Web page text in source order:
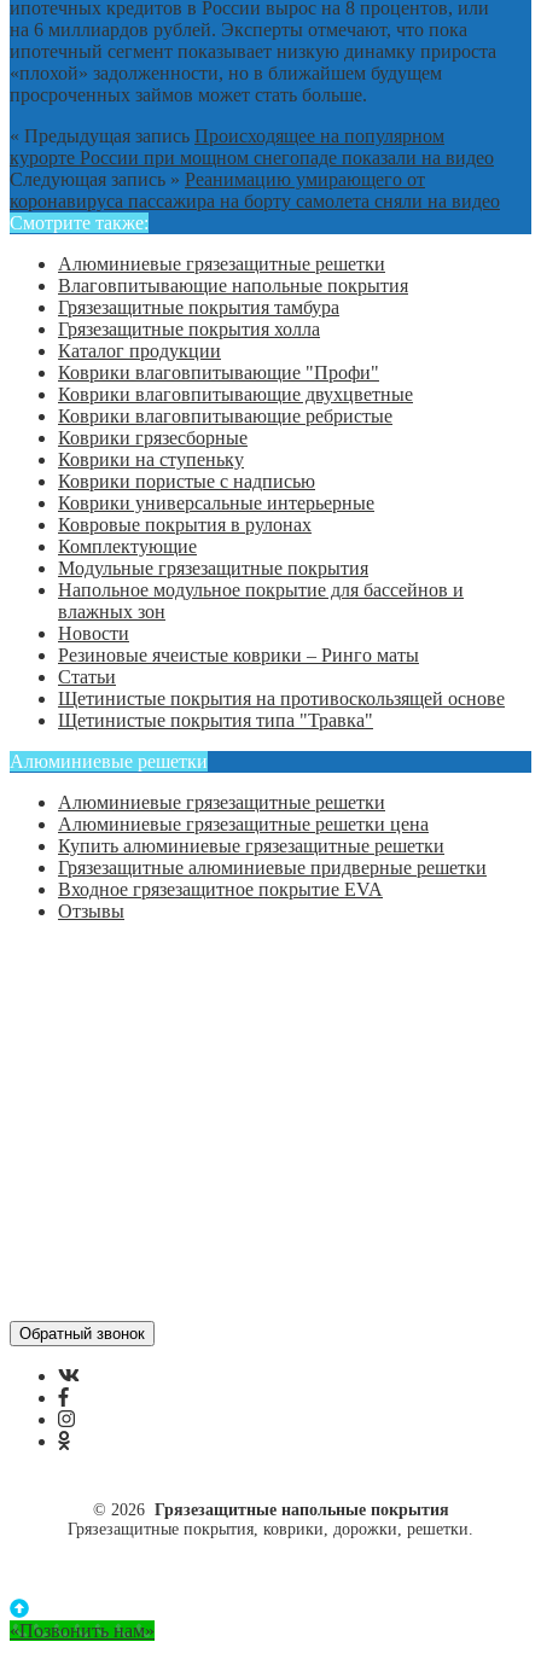
ипотечных кредитов в России вырос на 8 процентов, или
на 6 миллиардов рублей. Эксперты отмечают, что пока
ипотечный сегмент показывает низкую динамку прироста
«плохой» задолженности, но в ближайшем будущем
просроченных займов может стать больше.
« Предыдущая запись Происходящее на популярном
курорте России при мощном снегопаде показали на видео
Следующая запись » Реанимацию умирающего от
коронавируса пассажира на борту самолета сняли на видео
Смотрите также:
Алюминиевые грязезащитные решетки
Влаговпитывающие напольные покрытия
Грязезащитные покрытия тамбура
Грязезащитные покрытия холла
Каталог продукции
Коврики влаговпитывающие "Профи"
Коврики влаговпитывающие двухцветные
Коврики влаговпитывающие ребристые
Коврики грязесборные
Коврики на ступеньку
Коврики пористые с надписью
Коврики универсальные интерьерные
Ковровые покрытия в рулонах
Комплектующие
Модульные грязезащитные покрытия
Напольное модульное покрытие для бассейнов и
влажных зон
Новости
Резиновые ячеистые коврики – Ринго маты
Статьи
Щетинистые покрытия на противоскользящей основе
Щетинистые покрытия типа "Травка"
Алюминиевые решетки
Алюминиевые грязезащитные решетки
Алюминиевые грязезащитные решетки цена
Купить алюминиевые грязезащитные решетки
Грязезащитные алюминиевые придверные решетки
Входное грязезащитное покрытие EVA
Отзывы
© 2026 Грязезащитные напольные покрытия
Грязезащитные покрытия, коврики, дорожки, решетки.
«Позвонить нам»